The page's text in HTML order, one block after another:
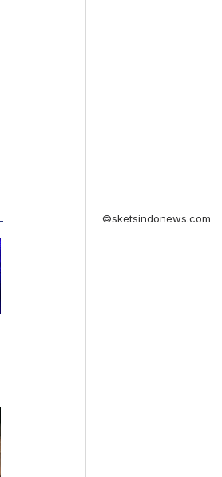
©sketsindonews.com